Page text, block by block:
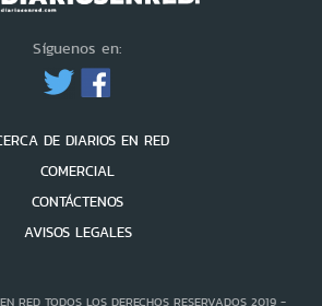
Síguenos en:
DE DIARIOS EN RED
COMERCIAL
CONTÁCTENOS
AVISOS LEGALES
RED TODOS LOS DERECHOS RESERVADOS 2019 -